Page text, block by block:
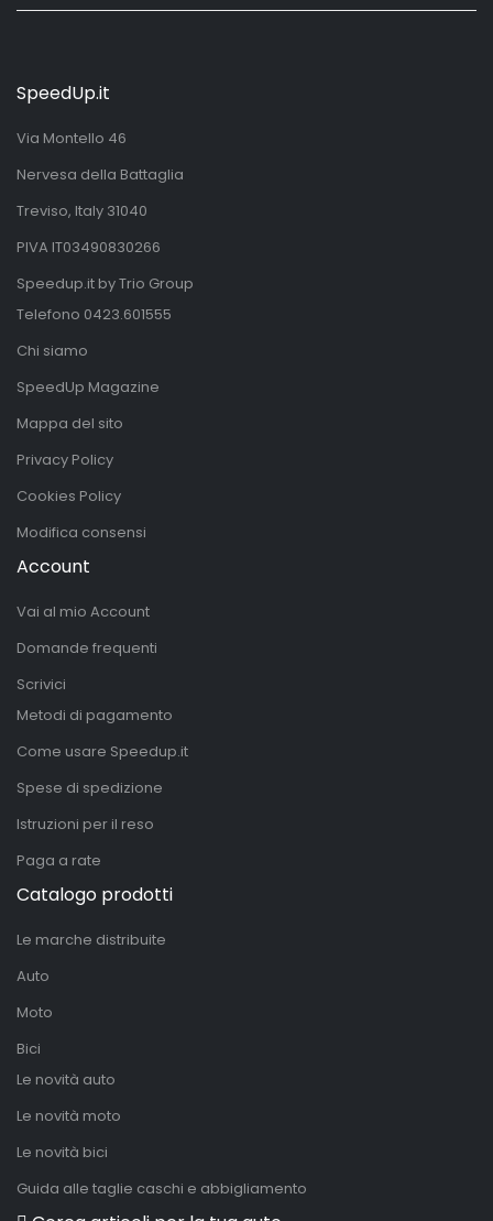
SpeedUp.it
Via Montello 46
Nervesa della Battaglia
Treviso, Italy 31040
PIVA IT03490830266
Speedup.it by Trio Group
Telefono 0423.601555
Chi siamo
SpeedUp Magazine
Mappa del sito
Privacy Policy
Cookies Policy
Modifica consensi
Account
Vai al mio Account
Domande frequenti
Scrivici
Metodi di pagamento
Come usare Speedup.it
Spese di spedizione
Istruzioni per il reso
Paga a rate
Catalogo prodotti
Le marche distribuite
Auto
Moto
Bici
Le novità auto
Le novità moto
Le novità bici
Guida alle taglie caschi e abbigliamento